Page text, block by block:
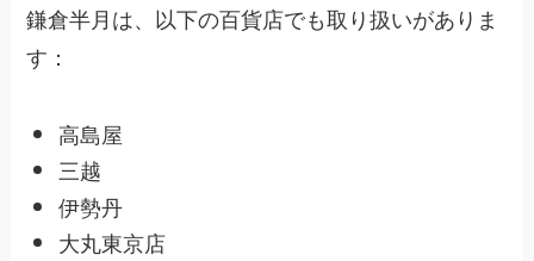
鎌倉半月は、以下の百貨店でも取り扱いがありま
す：
高島屋
三越
伊勢丹
大丸東京店